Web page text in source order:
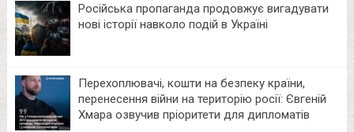
Російська пропаганда продовжує вигадувати
нові історії навколо подій в Україні
Перехоплювачі, кошти на безпеку країни,
перенесення війни на територію росії: Євгеній
Хмара озвучив пріоритети для дипломатів